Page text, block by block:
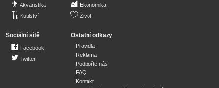
Akvaristika
Kutilství
Ekonomika
Život
Sociální sítě
Facebook
Twitter
Ostatní odkazy
Pravidla
Reklama
Podpořte nás
FAQ
Kontakt